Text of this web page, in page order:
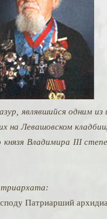
являвшийся одним
на Левашовском
Владимира III
Патриарший